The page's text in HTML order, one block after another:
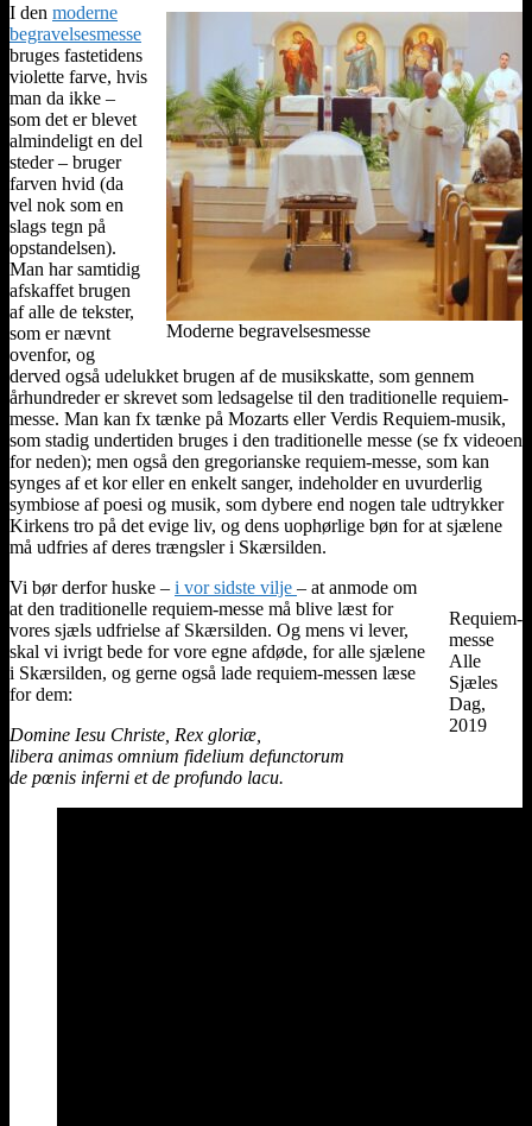
Moderne begravelsesmesse
I den moderne
begravelsesmesse
bruges fastetidens
violette farve, hvis
man da ikke –
som det er blevet
almindeligt en del
steder – bruger
farven hvid (da
vel nok som en
slags tegn på
opstandelsen).
Man har samtidig
afskaffet brugen
af alle de tekster,
som er nævnt
ovenfor, og
derved også udelukket brugen af de musikskatte, som gennem
århundreder er skrevet som ledsagelse til den traditionelle requiem-
messe. Man kan fx tænke på Mozarts eller Verdis Requiem-musik,
som stadig undertiden bruges i den traditionelle messe (se fx videoen
for neden); men også den gregorianske requiem-messe, som kan
synges af et kor eller en enkelt sanger, indeholder en uvurderlig
symbiose af poesi og musik, som dybere end nogen tale udtrykker
Kirkens tro på det evige liv, og dens uophørlige bøn for at sjælene
må udfries af deres trængsler i Skærsilden.
Requiem-
messe
Alle
Sjæles
Dag,
2019
Vi bør derfor huske – i vor sidste vilje – at anmode om
at den traditionelle requiem-messe må blive læst for
vores sjæls udfrielse af Skærsilden. Og mens vi lever,
skal vi ivrigt bede for vore egne afdøde, for alle sjælene
i Skærsilden, og gerne også lade requiem-messen læse
for dem:
Domine Iesu Christe, Rex gloriæ,
libera animas omnium fidelium defunctorum
de pœnis inferni et de profundo lacu.